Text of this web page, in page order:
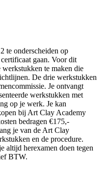
te onderscheiden op
gaan. Voor dit
te maken die
De drie werkstukken
Je ontvangt
werkstukken met
op je werk. Je kan
bij Art Clay Academy
bedragen €175,-
je van de Art Clay
en de procedure.
altijd herexamen doen tegen
BTW.